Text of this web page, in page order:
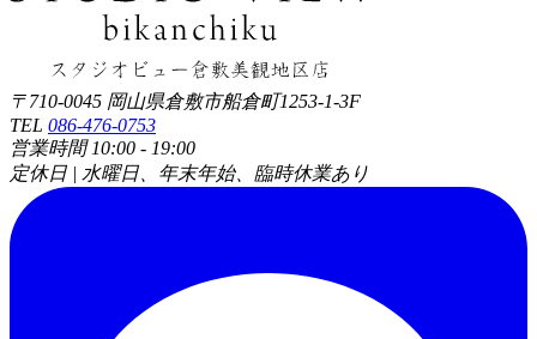
〒710-0045 岡山県倉敷市船倉町1253-1-3F
TEL 086-476-0753
営業時間 10:00 - 19:00
定休日 | 水曜日、年末年始、臨時休業あり